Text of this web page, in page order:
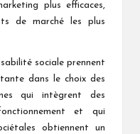
plus efficaces,
de marché les plus
sociale prennent
dans le choix des
qui intègrent des
et qui
obtiennent un